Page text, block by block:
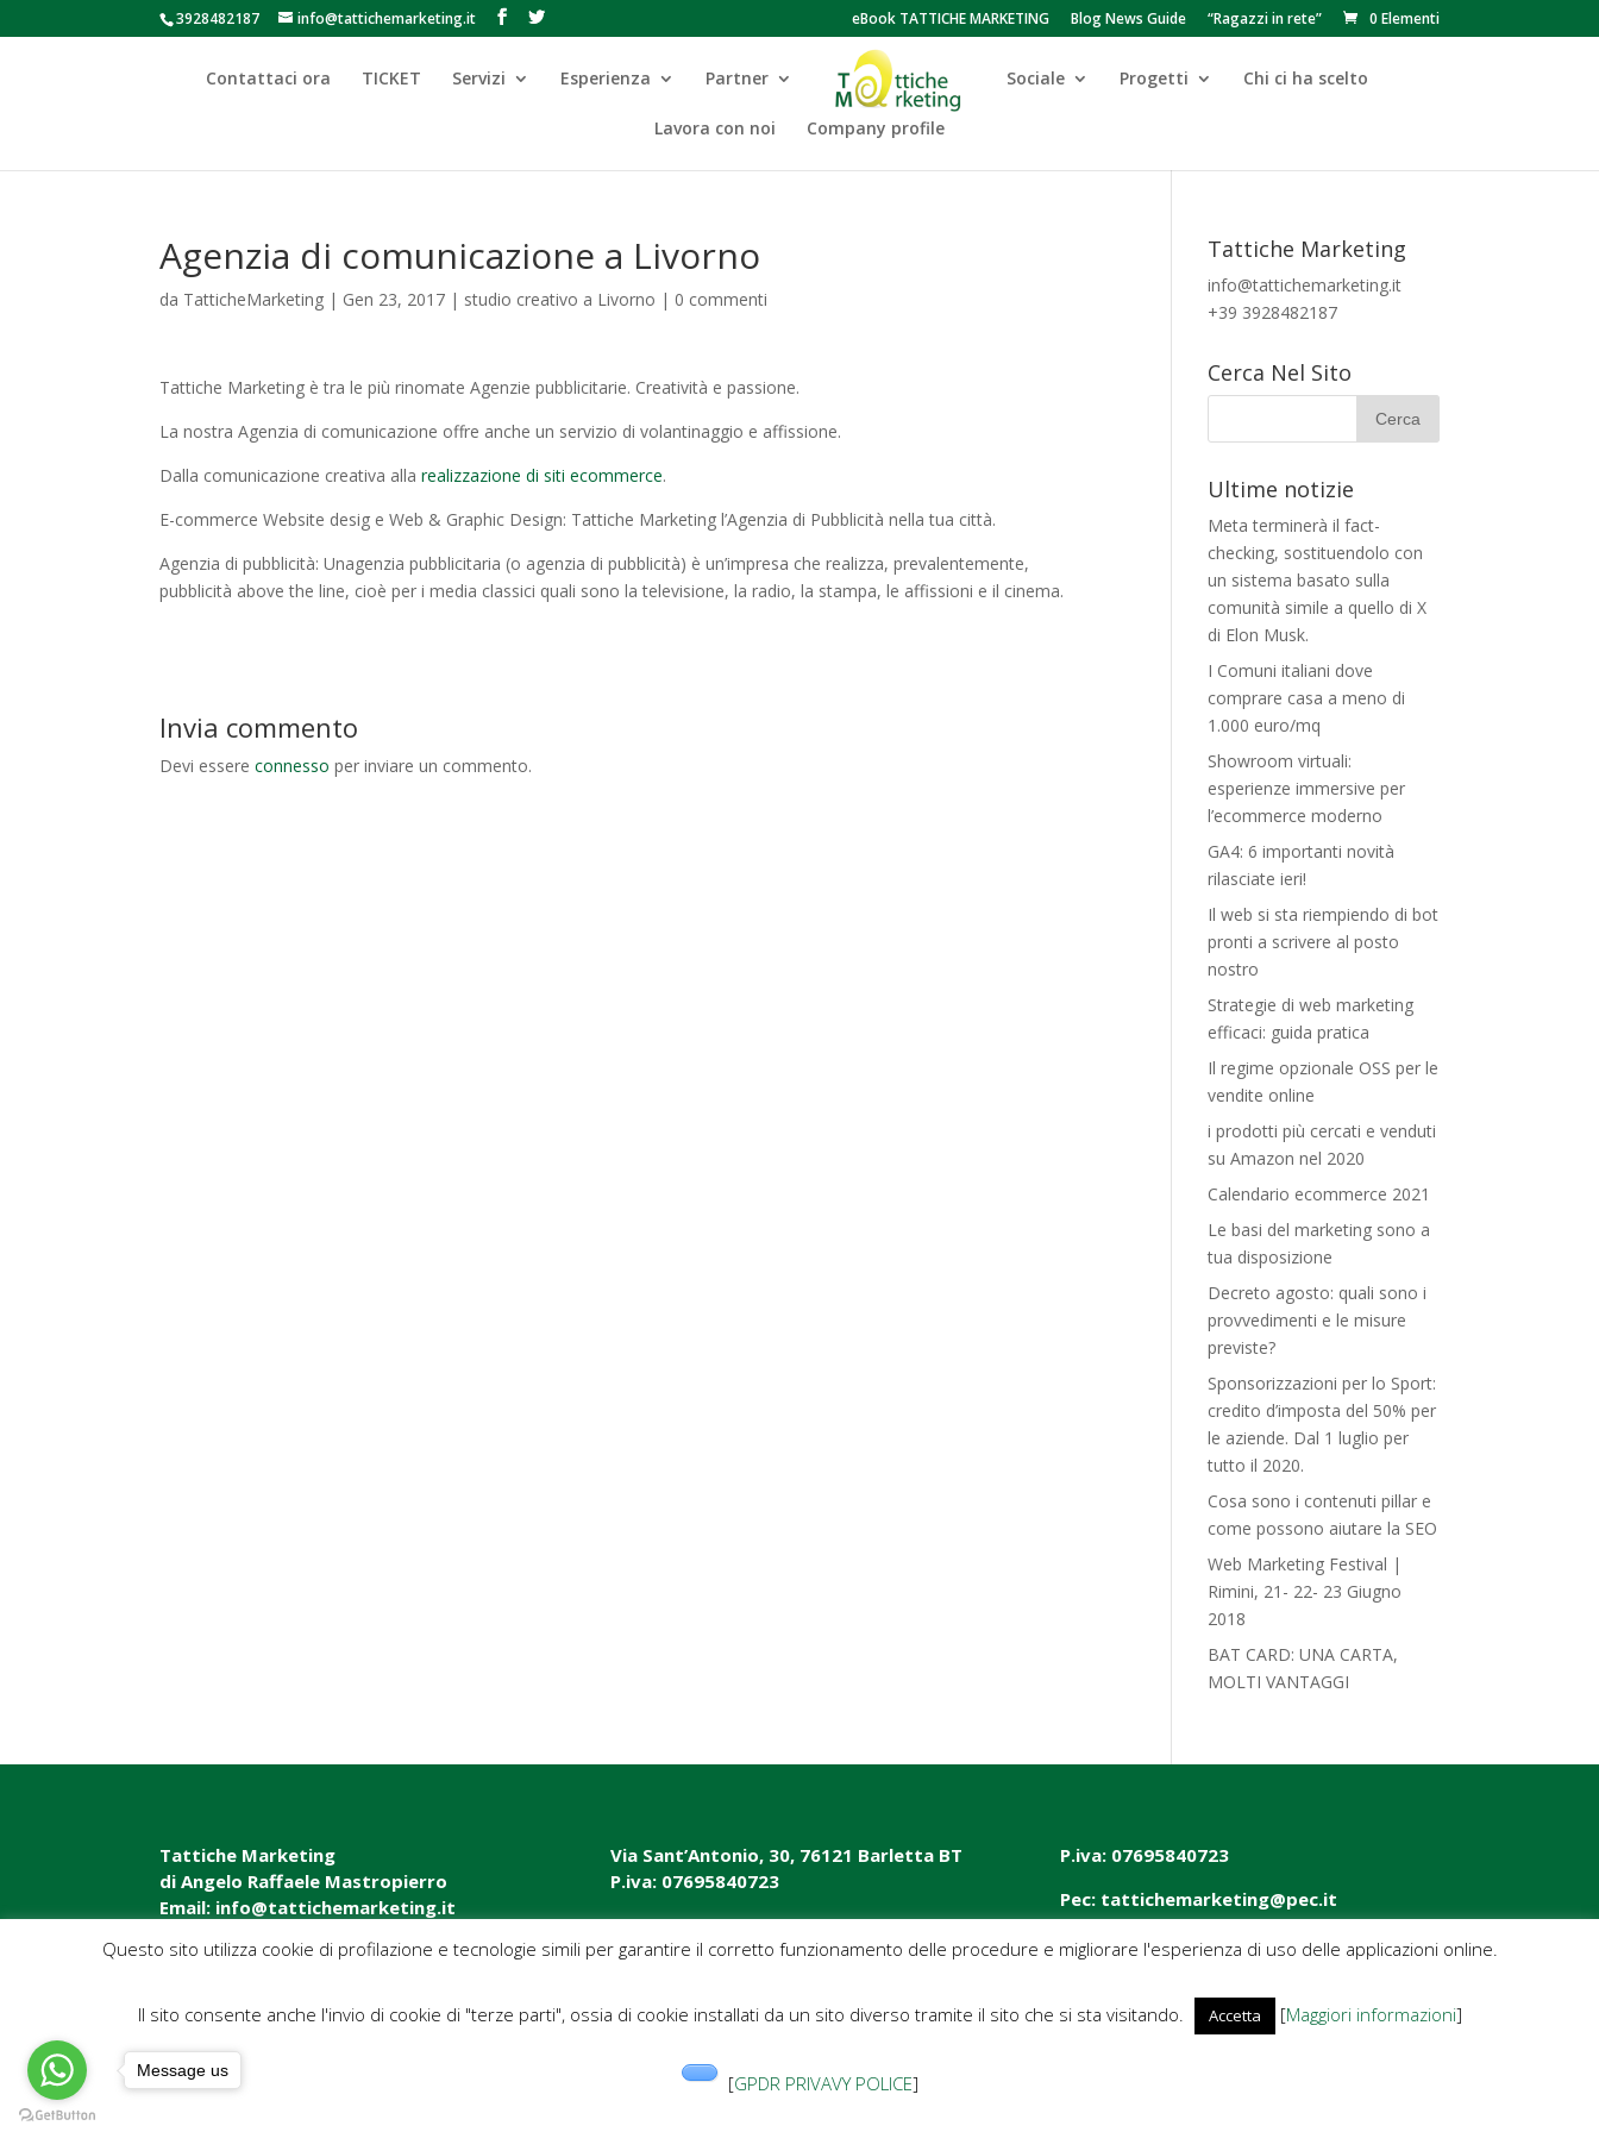
3928482187 info@tattichemarketing.it eBook TATTICHE MARKETING Blog News Guide “Ragazzi in rete” 0 Elementi
Contattaci ora TICKET Servizi Esperienza Partner Sociale Progetti Chi ci ha scelto
Lavora con noi Company profile
Agenzia di comunicazione a Livorno
da TatticheMarketing | Gen 23, 2017 | studio creativo a Livorno | 0 commenti
Tattiche Marketing è tra le più rinomate Agenzie pubblicitarie. Creatività e passione.
La nostra Agenzia di comunicazione offre anche un servizio di volantinaggio e affissione.
Dalla comunicazione creativa allarealizzazione di siti ecommerce.
E-commerce Website desig e Web & Graphic Design: Tattiche Marketing l’Agenzia di Pubblicità nella tua città.
Agenzia di pubblicità: Unagenzia pubblicitaria (o agenzia di pubblicità) è un’impresa che realizza, prevalentemente,
pubblicità above the line, cioè per i media classici quali sono la televisione, la radio, la stampa, le affissioni e il cinema.
Invia commento
Devi essereconnesso per inviare un commento.
Tattiche Marketing
info@tattichemarketing.it
+39 3928482187
Cerca Nel Sito
Ultime notizie
Meta terminerà il fact-
checking, sostituendolo con
un sistema basato sulla
comunità simile a quello di X
di Elon Musk.
I Comuni italiani dove
comprare casa a meno di
1.000 euro/mq
Showroom virtuali:
esperienze immersive per
l’ecommerce moderno
GA4: 6 importanti novità
rilasciate ieri!
Il web si sta riempiendo di bot
pronti a scrivere al posto
nostro
Strategie di web marketing
efficaci: guida pratica
Il regime opzionale OSS per le
vendite online
i prodotti più cercati e venduti
su Amazon nel 2020
Calendario ecommerce 2021
Le basi del marketing sono a
tua disposizione
Decreto agosto: quali sono i
provvedimenti e le misure
previste?
Sponsorizzazioni per lo Sport:
credito d’imposta del 50% per
le aziende. Dal 1 luglio per
tutto il 2020.
Cosa sono i contenuti pillar e
come possono aiutare la SEO
Web Marketing Festival |
Rimini, 21- 22- 23 Giugno
2018‎
BAT CARD: UNA CARTA,
MOLTI VANTAGGI
Tattiche Marketing
di Angelo Raffaele Mastropierro
Email: info@tattichemarketing.it
Via Sant’Antonio, 30, 76121 Barletta BT
P.iva: 07695840723
P.iva: 07695840723
Pec: tattichemarketing@pec.it
eBook TATTICHE MARKETING “Ragazzi in rete”
Questo sito utilizza cookie di profilazione e tecnologie simili per garantire il corretto funzionamento delle procedure e migliorare l'esperienza di uso delle applicazioni online.
Il sito consente anche l'invio di cookie di "terze parti", ossia di cookie installati da un sito diverso tramite il sito che si sta visitando. Accetta [Maggiori informazioni]
[GPDR PRIVAVY POLICE]
Message us